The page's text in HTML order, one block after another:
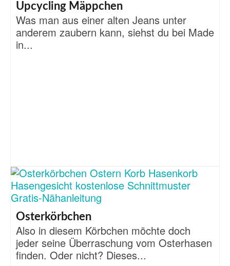
Upcycling Mäppchen
Was man aus einer alten Jeans unter
anderem zaubern kann, siehst du bei Made
in...
Osterkörbchen
Also in diesem Körbchen möchte doch
jeder seine Überraschung vom Osterhasen
finden. Oder nicht? Dieses...